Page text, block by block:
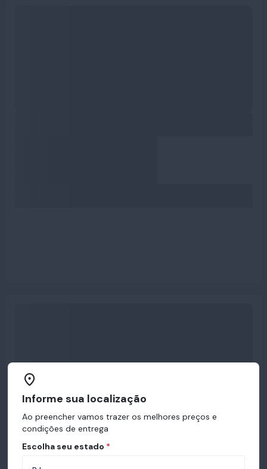
Informe sua localização
Ao preencher vamos trazer os melhores preços e
condições de entrega
Escolha seu estado *